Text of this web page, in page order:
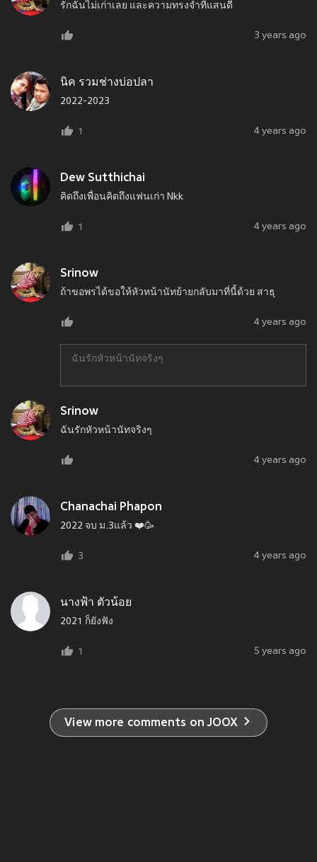
รักฉันไม่เก่าเลย และความทรงจำที่แสนดี
3 years ago
นิค รวมช่างบ่อปลา
2022-2023
1 4 years ago
Dew Sutthichai
คิดถึงเพื่อนคิดถึงแฟนเก่า Nkk
1 4 years ago
Srinow
ถ้าขอพรได้ขอให้หัวหน้านัทย้ายกลับมาที่นี้ด้วย สาธุ
4 years ago
ฉันรักหัวหน้านัทจริงๆ
Srinow
ฉันรักหัวหน้านัทจริงๆ
4 years ago
Chanachai Phapon
2022 จบ ม.3แล้ว ❤️🥳
3 4 years ago
นางฟ้า ตัวน้อย
2021 ก็ยังฟัง
1 5 years ago
View more comments on JOOX